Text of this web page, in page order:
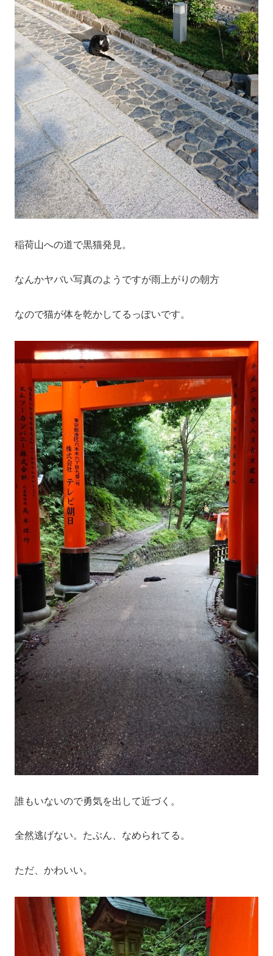
稲荷山への道で黒猫発見。
なんかヤバい写真のようですが雨上がりの朝方
なので猫が体を乾かしてるっぽいです。
誰もいないので勇気を出して近づく。
全然逃げない。たぶん、なめられてる。
ただ、かわいい。